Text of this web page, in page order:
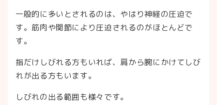
一般的に多いとされるのは、やはり神経の圧迫で
す。筋肉や関節により圧迫されるのがほとんどで
す。
指だけしびれる方もいれば、肩から腕にかけてしび
れが出る方もいます。
しびれの出る範囲も様々です。